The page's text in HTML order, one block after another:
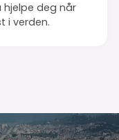
hjelpe deg når
i verden.